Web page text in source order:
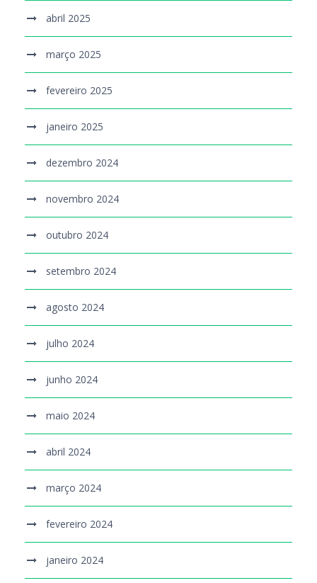
abril 2025
março 2025
fevereiro 2025
janeiro 2025
dezembro 2024
novembro 2024
outubro 2024
setembro 2024
agosto 2024
julho 2024
junho 2024
maio 2024
abril 2024
março 2024
fevereiro 2024
janeiro 2024